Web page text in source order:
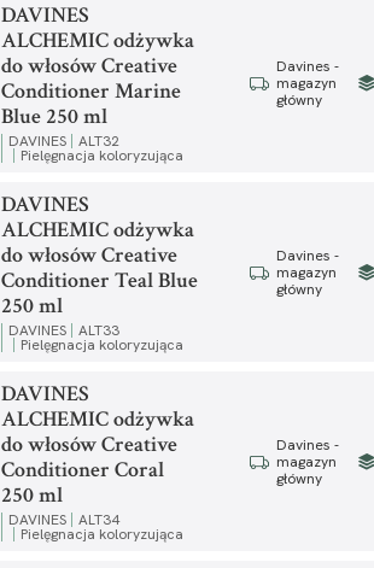
DAVINES
ALCHEMIC odżywka
do włosów Creative
Conditioner Marine
Blue 250 ml
DAVINES ALT32
Pielęgnacja koloryzująca
Davines -
magazyn
główny
DAVINES
ALCHEMIC odżywka
do włosów Creative
Conditioner Teal Blue
250 ml
DAVINES ALT33
Pielęgnacja koloryzująca
Davines -
magazyn
główny
DAVINES
ALCHEMIC odżywka
do włosów Creative
Conditioner Coral
250 ml
DAVINES ALT34
Pielęgnacja koloryzująca
Davines -
magazyn
główny